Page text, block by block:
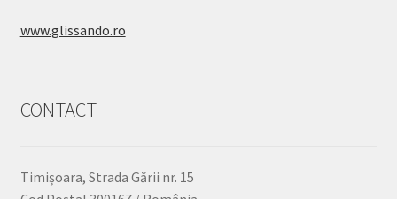
www.glissando.ro
CONTACT
Timișoara, Strada Gării nr. 15